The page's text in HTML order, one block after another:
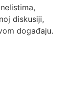
diskusiji,
događaju.